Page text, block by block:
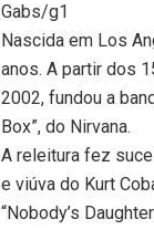
Gabs/g1
Nascida em Los
anos. A partir dos
2002, fundou a
Box”, do Nirvana.
A releitura fez
e viúva do Kurt
“Nobody’s